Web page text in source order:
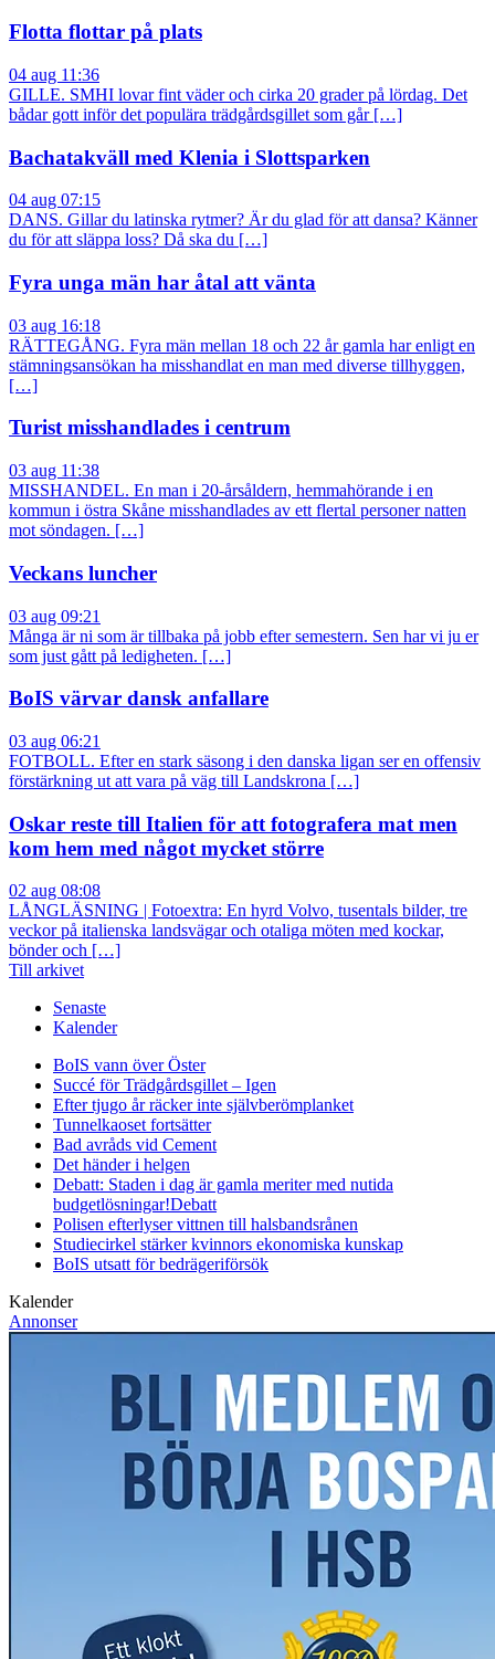
Flotta flottar på plats
04 aug 11:36
GILLE. SMHI lovar fint väder och cirka 20 grader på lördag. Det
bådar gott inför det populära trädgårdsgillet som går […]
Bachatakväll med Klenia i Slottsparken
04 aug 07:15
DANS. Gillar du latinska rytmer? Är du glad för att dansa? Känner
du för att släppa loss? Då ska du […]
Fyra unga män har åtal att vänta
03 aug 16:18
RÄTTEGÅNG. Fyra män mellan 18 och 22 år gamla har enligt en
stämningsansökan ha misshandlat en man med diverse tillhyggen,
[…]
Turist misshandlades i centrum
03 aug 11:38
MISSHANDEL. En man i 20-årsåldern, hemmahörande i en
kommun i östra Skåne misshandlades av ett flertal personer natten
mot söndagen. […]
Veckans luncher
03 aug 09:21
Många är ni som är tillbaka på jobb efter semestern. Sen har vi ju er
som just gått på ledigheten. […]
BoIS värvar dansk anfallare
03 aug 06:21
FOTBOLL. Efter en stark säsong i den danska ligan ser en offensiv
förstärkning ut att vara på väg till Landskrona […]
Oskar reste till Italien för att fotografera mat men
kom hem med något mycket större
02 aug 08:08
LÅNGLÄSNING | Fotoextra: En hyrd Volvo, tusentals bilder, tre
veckor på italienska landsvägar och otaliga möten med kockar,
bönder och […]
Till arkivet
Senaste
Kalender
BoIS vann över Öster
Succé för Trädgårdsgillet – Igen
Efter tjugo år räcker inte självberömplanket
Tunnelkaoset fortsätter
Bad avråds vid Cement
Det händer i helgen
Debatt: Staden i dag är gamla meriter med nutida
budgetlösningar!Debatt
Polisen efterlyser vittnen till halsbandsrånen
Studiecirkel stärker kvinnors ekonomiska kunskap
BoIS utsatt för bedrägeriförsök
Kalender
Annonser